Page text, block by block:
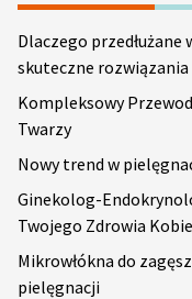
j
:Dlaczego przedłużane
skuteczne
Kompleksowy
Twarzy
Nowy trend w
Ginekolog-
Twojego Zdrowia
Mikrowłókna do
pielęgnacji